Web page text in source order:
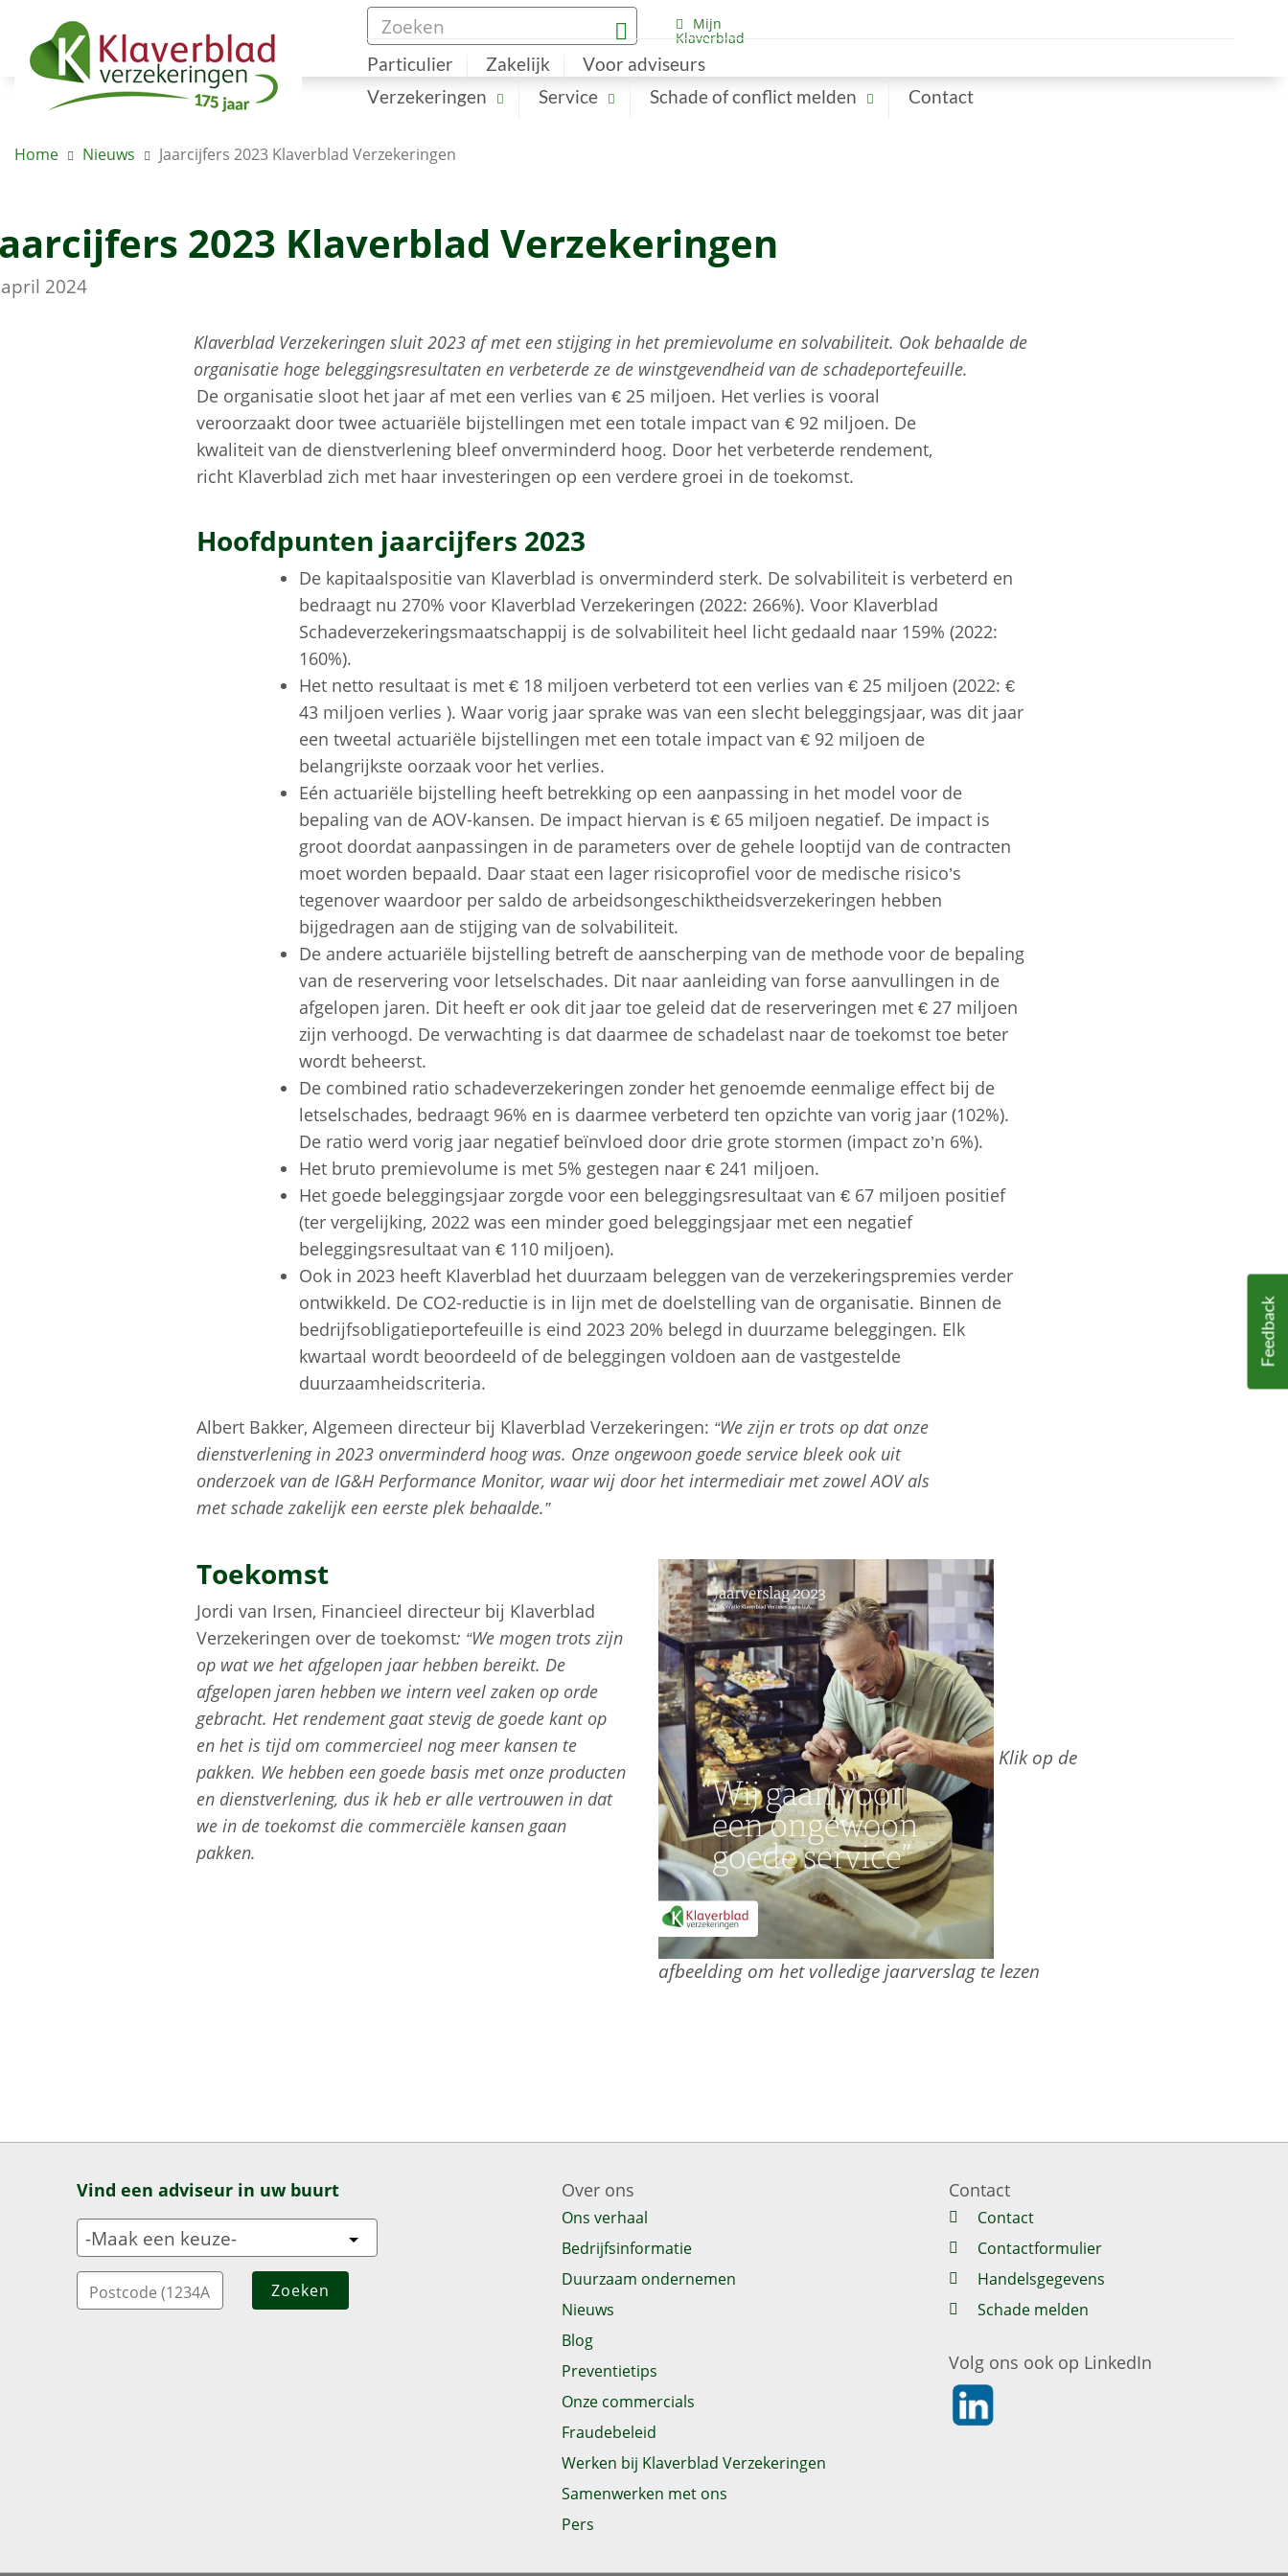
Particulier Zakelijk
Voor adviseurs
Verzekeringen
Service Schade of conflict melden Contact
Mijn
Klaverblad
Home Nieuws Jaarcijfers 2023 Klaverblad Verzekeringen
2023 Klaverblad Verzekeringen
2024
Klaverblad Verzekeringen sluit 2023 af met een stijging in het premievolume en solvabiliteit. Ook behaalde de
organisatie hoge beleggingsresultaten en verbeterde ze de winstgevendheid van de schadeportefeuille.
De organisatie sloot het jaar af met een verlies van € 25 miljoen. Het verlies is vooral
veroorzaakt door twee actuariële bijstellingen met een totale impact van € 92 miljoen. De
kwaliteit van de dienstverlening bleef onverminderd hoog. Door het verbeterde rendement,
richt Klaverblad zich met haar investeringen op een verdere groei in de toekomst.
Hoofdpunten jaarcijfers 2023
De kapitaalspositie van Klaverblad is onverminderd sterk. De solvabiliteit is verbeterd en
bedraagt nu 270% voor Klaverblad Verzekeringen (2022: 266%). Voor Klaverblad
Schadeverzekeringsmaatschappij is de solvabiliteit heel licht gedaald naar 159% (2022:
160%).
Het netto resultaat is met € 18 miljoen verbeterd tot een verlies van € 25 miljoen (2022: €
43 miljoen verlies ). Waar vorig jaar sprake was van een slecht beleggingsjaar, was dit jaar
een tweetal actuariële bijstellingen met een totale impact van € 92 miljoen de
belangrijkste oorzaak voor het verlies.
Eén actuariële bijstelling heeft betrekking op een aanpassing in het model voor de
bepaling van de AOV-kansen. De impact hiervan is € 65 miljoen negatief. De impact is
groot doordat aanpassingen in de parameters over de gehele looptijd van de contracten
moet worden bepaald. Daar staat een lager risicoprofiel voor de medische risico’s
tegenover waardoor per saldo de arbeidsongeschiktheidsverzekeringen hebben
bijgedragen aan de stijging van de solvabiliteit.
De andere actuariële bijstelling betreft de aanscherping van de methode voor de bepaling
van de reservering voor letselschades. Dit naar aanleiding van forse aanvullingen in de
afgelopen jaren. Dit heeft er ook dit jaar toe geleid dat de reserveringen met € 27 miljoen
zijn verhoogd. De verwachting is dat daarmee de schadelast naar de toekomst toe beter
wordt beheerst.
De combined ratio schadeverzekeringen zonder het genoemde eenmalige effect bij de
letselschades, bedraagt 96% en is daarmee verbeterd ten opzichte van vorig jaar (102%).
De ratio werd vorig jaar negatief beïnvloed door drie grote stormen (impact zo’n 6%).
Het bruto premievolume is met 5% gestegen naar € 241 miljoen.
Het goede beleggingsjaar zorgde voor een beleggingsresultaat van € 67 miljoen positief
(ter vergelijking, 2022 was een minder goed beleggingsjaar met een negatief
beleggingsresultaat van € 110 miljoen).
Ook in 2023 heeft Klaverblad het duurzaam beleggen van de verzekeringspremies verder
ontwikkeld. De CO2-reductie is in lijn met de doelstelling van de organisatie. Binnen de
bedrijfsobligatieportefeuille is eind 2023 20% belegd in duurzame beleggingen. Elk
kwartaal wordt beoordeeld of de beleggingen voldoen aan de vastgestelde
duurzaamheidscriteria.
Albert Bakker, Algemeen directeur bij Klaverblad Verzekeringen: “We zijn er trots op dat onze
dienstverlening in 2023 onverminderd hoog was. Onze ongewoon goede service bleek ook uit
onderzoek van de IG&H Performance Monitor, waar wij door het intermediair met zowel AOV als
met schade zakelijk een eerste plek behaalde.”
Toekomst
Jordi van Irsen, Financieel directeur bij Klaverblad
Verzekeringen over de toekomst: “We mogen trots zijn
op wat we het afgelopen jaar hebben bereikt. De
afgelopen jaren hebben we intern veel zaken op orde
gebracht. Het rendement gaat stevig de goede kant op
en het is tijd om commercieel nog meer kansen te
pakken. We hebben een goede basis met onze producten
en dienstverlening, dus ik heb er alle vertrouwen in dat
we in de toekomst die commerciële kansen gaan
pakken.
Jaarverslag 2023
Klik op de
afbeelding om het volledige jaarverslag te lezen
Feedback
Vind een adviseur in uw buurt Over ons
Ons verhaal
Bedrijfsinformatie
Duurzaam ondernemen
Nieuws
Blog
Preventietips
Onze commercials
Fraudebeleid
Werken bij Klaverblad Verzekeringen
Samenwerken met ons
Pers
Contact
Contact
Contactformulier
Handelsgegevens
Schade melden
Volg ons ook op LinkedIn
https://nl.linkedin.com/company/klaverblad-